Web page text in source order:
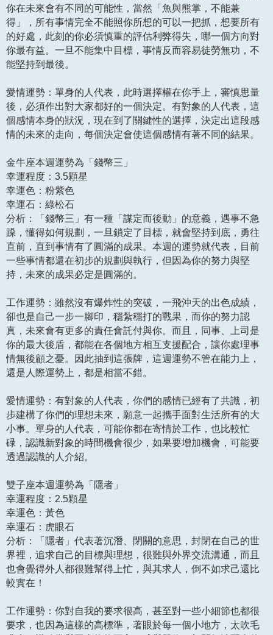
你在未來會有不同的可能性，當然「魚與熊掌，不能兼
得」，所有事情完全不能照你所想的可以一把抓，想要所有
的好處，此刻的你必須慎重的評估利弊得失，哪一個方向對
你最有益。一旦不能集中目標，事情反而容易徒勞無功，不
能堅持到最後。
愛情運勢：單身的人代表，此時選擇權在你手上，審慎思量
後，必須作出對大家都好的一個決定。有對象的人代表，這
個感情本身的狀況，現在到了關鍵性的選擇，決定出這段感
情的未來的走向，每個決定會使這個感情有著不同的結果。
金牛座本週運勢為「錢幣三」
幸運程度：3.5顆星
幸運色：粉紫色
幸運石：綠松石
分析：「錢幣三」有一種「謀定而後動」的意義，遇事不急
躁，懂得如何規劃，一旦鎖定了目標，就會堅持到底，勇往
直前，直到事情有了圓滿的成果。本週的運勢就代表，目前
一些事情都還在初步的規劃與執行，但因為你的努力與堅
持，未來的成果必定是圓滿的。
工作運勢：雖然沒有爆炸性的突破，一飛沖天的出色成績，
卻也是自己一步一腳印，穩紮穩打的戰果，而你的努力認
真，未來會有更多的責任會託付與你。而且，同事、上司是
你的最大後盾，都能在各個地方相互支援配合，讓你處理事
情無後顧之憂。因此抽到這張牌，這週運勢不管在能力上，
還是人際運勢上，都是相當不錯。
愛情運勢：有對象的人代表，你們的感情已經有了共識，初
步建構了你們的理想未來，願意一起攜手面對生活所有的大
小事。單身的人代表，可能你都在寄情於工作，也比較忙
碌，認識新對象的時間機會很少，如果要增加機會，可能要
透過認識的人介紹。
雙子座本週運勢為「隱者」
幸運程度：2.5顆星
幸運色：黃色
幸運石：虎眼石
分析：「隱者」代表著沉潛、閉關的意思，封閉在自己的世
界裡，追求自己的目標與理想，很難與外界交流溝通，而且
也會覺得外人都很難幫得上忙，與其求人，倒不如求己還比
較實在！
工作運勢：你對自我的要求很高，甚至對一些小細節也都很
要求，也因為這樣的高標準，著眼於每一個小地方，太吹毛